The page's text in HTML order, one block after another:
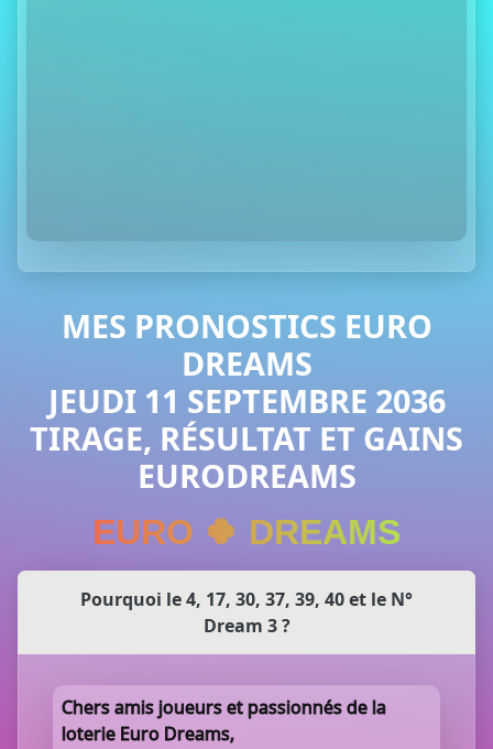
MES PRONOSTICS EURO
DREAMS
JEUDI 11 SEPTEMBRE 2036
TIRAGE, RÉSULTAT ET GAINS
EURODREAMS
EURO 🍀 DREAMS
Pourquoi le 4, 17, 30, 37, 39, 40 et le N°
Dream 3 ?
Chers amis joueurs et passionnés de la
loterie Euro Dreams,